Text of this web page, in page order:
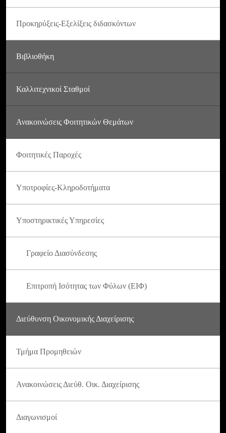
Προκηρύξεις-Εξελίξεις διδασκόντων
Βιβλιοθήκη
Καλλιτεχνικοί Σταθμοί
Ανακοινώσεις Φοιτητικών Θεμάτων
Φοιτητικές Παροχές
Υποτροφίες-Κληροδοτήματα
Υποστηρικτικές Υπηρεσίες
Γραφείο Διασύνδεσης
Επιτροπή Ισότητας των Φύλων (ΕΙΦ)
Διεύθυνση Οικονομικής Διαχείρισης
Τμήμα Προμηθειών
Ανακοινώσεις Διεύθ. Οικ. Διαχείρισης
Διαγωνισμοί